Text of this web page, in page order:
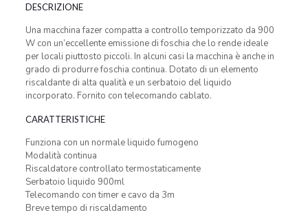
DESCRIZIONE
Una macchina fazer compatta a controllo temporizzato da 900
W con un’eccellente emissione di foschia che lo rende ideale
per locali piuttosto piccoli. In alcuni casi la macchina è anche in
grado di produrre foschia continua. Dotato di un elemento
riscaldante di alta qualità e un serbatoio del liquido
incorporato. Fornito con telecomando cablato.
CARATTERISTICHE
Funziona con un normale liquido fumogeno
Modalità continua
Riscaldatore controllato termostaticamente
Serbatoio liquido 900ml
Telecomando con timer e cavo da 3m
Breve tempo di riscaldamento